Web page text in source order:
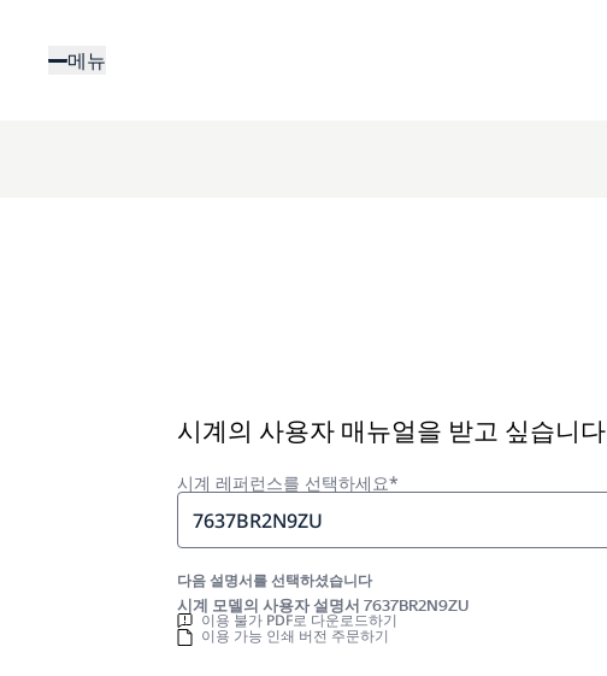
메뉴
시계의 사용자 매뉴얼을 받고 싶습니다
시계 레퍼런스를 선택하세요*
7637BR2N9ZU
다음 설명서를 선택하셨습니다
시계 모델의 사용자 설명서 7637BR2N9ZU
이용 불가 PDF로 다운로드하기
이용 가능 인쇄 버전 주문하기